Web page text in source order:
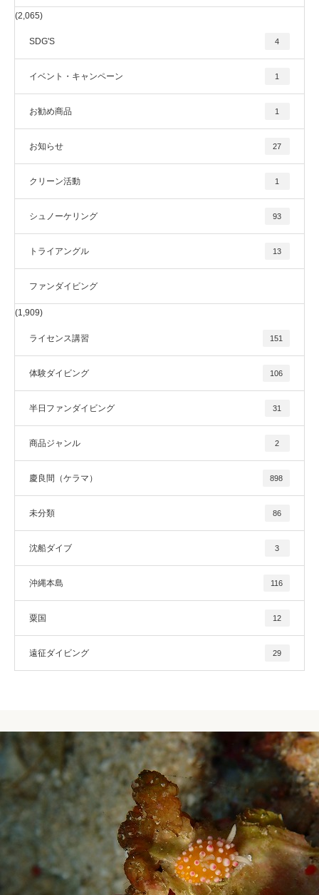
(2,065)
SDG'S 4
イベント・キャンペーン 1
お勧め商品 1
お知らせ 27
クリーン活動 1
シュノーケリング 93
トライアングル 13
ファンダイビング
(1,909)
ライセンス講習 151
体験ダイビング 106
半日ファンダイビング 31
商品ジャンル 2
慶良間（ケラマ） 898
未分類 86
沈船ダイブ 3
沖縄本島 116
粟国 12
遠征ダイビング 29